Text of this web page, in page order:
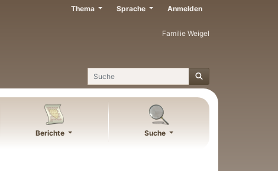
Familie Weigel
Suche
Thema Sprache Anmelden
Berichte Suche